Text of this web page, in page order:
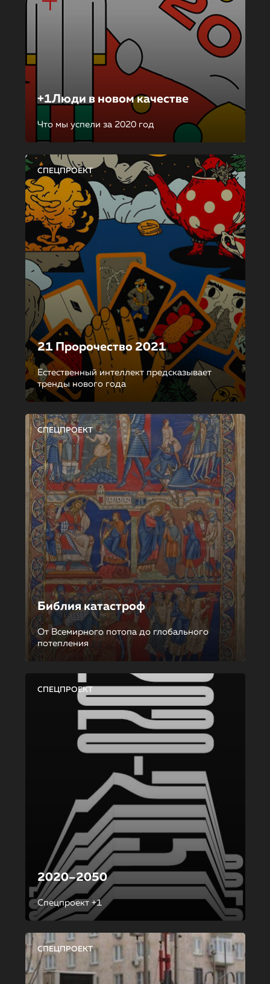
+1Люди в новом качестве
Что мы успели за 2020 год
СПЕЦПРОЕКТ
21 Пророчество 2021
Естественный интеллект предсказывает
тренды нового года
СПЕЦПРОЕКТ
Библия катастроф
От Всемирного потопа до глобального
потепления
СПЕЦПРОЕКТ
2020–2050
Спецпроект +1
СПЕЦПРОЕКТ